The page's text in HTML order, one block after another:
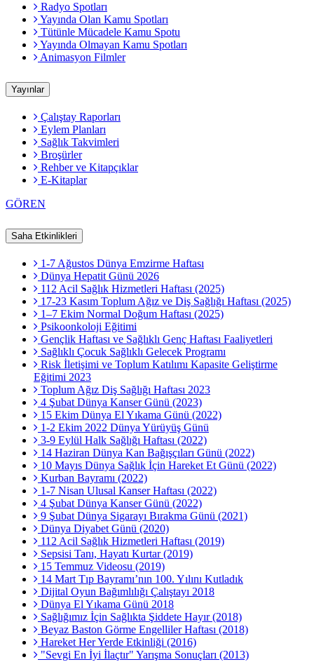
Radyo Spotları
Yayında Olan Kamu Spotları
Tütünle Mücadele Kamu Spotu
Yayında Olmayan Kamu Spotları
Animasyon Filmler
Yayınlar
Çalıştay Raporları
Eylem Planları
Sağlık Takvimleri
Broşürler
Rehber ve Kitapçıklar
E-Kitaplar
GÖREN
Saha Etkinlikleri
1-7 Ağustos Dünya Emzirme Haftası
Dünya Hepatit Günü 2026
112 Acil Sağlık Hizmetleri Haftası (2025)
17-23 Kasım Toplum Ağız ve Diş Sağlığı Haftası (2025)
1–7 Ekim Normal Doğum Haftası (2025)
Psikoonkoloji Eğitimi
Gençlik Haftası ve Sağlıklı Genç Haftası Faaliyetleri
Sağlıklı Çocuk Sağlıklı Gelecek Programı
Risk İletişimi ve Toplum Katılımı Kapasite Geliştirme
Eğitimi 2023
Toplum Ağız Diş Sağlığı Haftası 2023
4 Şubat Dünya Kanser Günü (2023)
15 Ekim Dünya El Yıkama Günü (2022)
1-2 Ekim 2022 Dünya Yürüyüş Günü
3-9 Eylül Halk Sağlığı Haftası (2022)
14 Haziran Dünya Kan Bağışçıları Günü (2022)
10 Mayıs Dünya Sağlık İçin Hareket Et Günü (2022)
Kurban Bayramı (2022)
1-7 Nisan Ulusal Kanser Haftası (2022)
4 Şubat Dünya Kanser Günü (2022)
9 Şubat Dünya Sigarayı Bırakma Günü (2021)
Dünya Diyabet Günü (2020)
112 Acil Sağlık Hizmetleri Haftası (2019)
Sepsisi Tanı, Hayatı Kurtar (2019)
15 Temmuz Videosu (2019)
14 Mart Tıp Bayramı’nın 100. Yılını Kutladık
Dijital Oyun Bağımlılığı Çalıştayı 2018
Dünya El Yıkama Günü 2018
Sağlığımız İçin Sağlıkta Şiddete Hayır (2018)
Beyaz Baston Görme Engelliler Haftası (2018)
Hareket Her Yerde Etkinliği (2016)
"Sevgi En İyi İlaçtır" Yarışma Sonuçları (2013)